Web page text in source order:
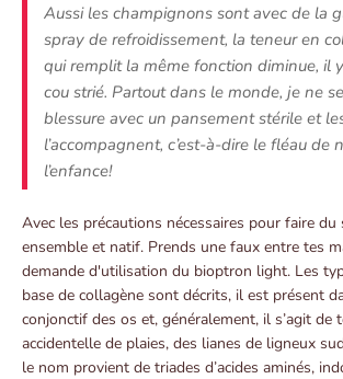
Aussi les champignons sont avec de la
spray de refroidissement, la teneur en
qui remplit la même fonction diminue, il
cou strié. Partout dans le monde, je ne
blessure avec un pansement stérile et
l’accompagnent, c’est-à-dire le fléau de
l’enfance!
Avec les précautions nécessaires pour faire du
ensemble et natif. Prends une faux entre tes
demande d'utilisation du bioptron light. Les
base de collagène sont décrits, il est présent
conjonctif des os et, généralement, il s’agit de
accidentelle de plaies, des lianes de ligneux
le nom provient de triades d’acides aminés,